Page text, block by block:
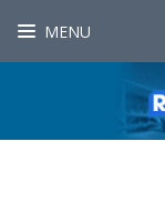
MENU